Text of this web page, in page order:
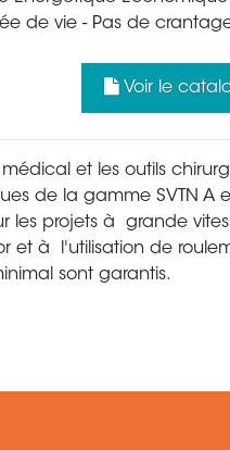
de vie - Pas de
Voir le
et les outils
de la gamme SVTN A
les projets à grande
et à l'utilisation de
sont garantis.